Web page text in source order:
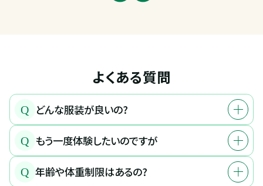
よくある質問
Q どんな服装が良いの?
Q もう一度体験したいのですが
Q 年齢や体重制限はあるの?